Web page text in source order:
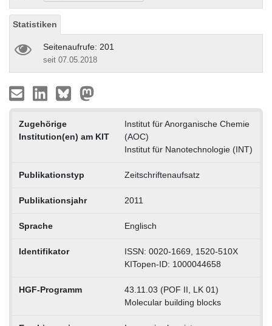
Statistiken
Seitenaufrufe: 201
seit 07.05.2018
Zugehörige
Institution(en) am KIT
Institut für Anorganische Chemie
(AOC)
Institut für Nanotechnologie (INT)
Publikationstyp Zeitschriftenaufsatz
Publikationsjahr 2011
Sprache Englisch
Identifikator
ISSN: 0020-1669, 1520-510X
KITopen-ID: 1000044658
HGF-Programm
43.11.03 (POF II, LK 01)
Molecular building blocks